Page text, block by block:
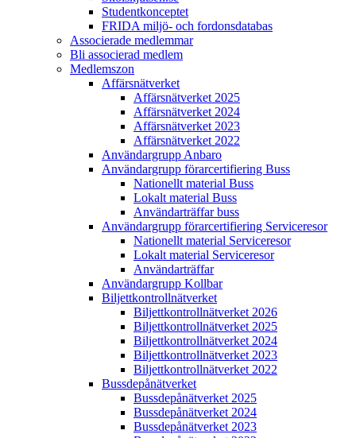
Studentkonceptet
FRIDA miljö- och fordonsdatabas
Associerade medlemmar
Bli associerad medlem
Medlemszon
Affärs­nätverket
Affärs­nätverket 2025
Affärs­nätverket 2024
Affärs­nätverket 2023
Affärs­nätverket 2022
Användargrupp Anbaro
Användargrupp förarcertifiering Buss
Nationellt material Buss
Lokalt material Buss
Användarträffar buss
Användargrupp förarcertifiering Serviceresor
Nationellt material Serviceresor
Lokalt material Serviceresor
Användarträffar
Användargrupp Kollbar
Biljettkontroll­nätverket
Biljettkontroll­nätverket 2026
Biljettkontroll­nätverket 2025
Biljettkontroll­nätverket 2024
Biljettkontroll­nätverket 2023
Biljettkontroll­nätverket 2022
Bussdepå­nätverket
Bussdepå­nätverket 2025
Bussdepå­nätverket 2024
Bussdepå­nätverket 2023